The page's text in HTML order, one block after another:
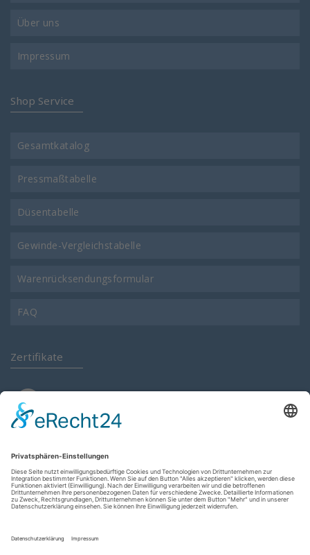
Über uns
Impressum
Shop Service
Gesamtkatalog
Pressmaßtabelle
Düsentabelle
Gewinde-Vergleichstabelle
Warenrücksendungsformular
FAQ
Zertifikate